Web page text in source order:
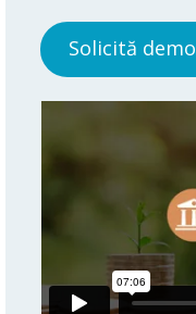
Solicită demo